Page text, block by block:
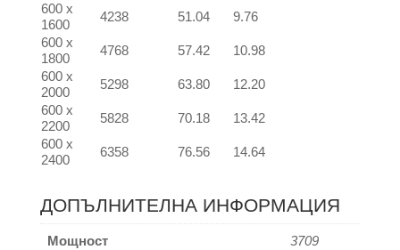
600 x
1600
4238 51.04
9.76
600 x
1800
4768 57.42
10.98
600 x
2000
5298 63.80
12.20
600 x
2200
5828 70.18
13.42
600 x
2400
6358 76.56 14.64
ДОПЪЛНИТЕЛНА ИНФОРМАЦИЯ
Мощност 3709